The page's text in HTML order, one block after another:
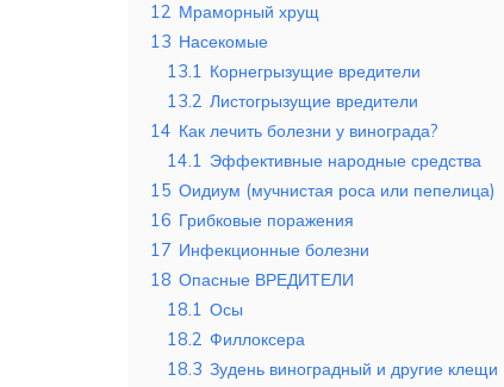
12 Мраморный хрущ
13 Насекомые
13.1 Корнегрызущие вредители
13.2 Листогрызущие вредители
14 Как лечить болезни у винограда?
14.1 Эффективные народные средства
15 Оидиум (мучнистая роса или пепелица)
16 Грибковые поражения
17 Инфекционные болезни
18 Опасные ВРЕДИТЕЛИ
18.1 Осы
18.2 Филлоксера
18.3 Зудень виноградный и другие клещи